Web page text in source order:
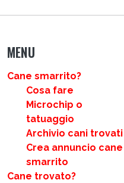
MENU
Cane smarrito?
Cosa fare
Microchip o
tatuaggio
Archivio cani trovati
Crea annuncio cane
smarrito
Cane trovato?